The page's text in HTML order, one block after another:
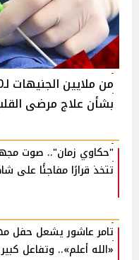
بشأن علاج مرضى
"حكاوي زمان".. صوت
تتخذ قرارًا مفاجئًا
تامر عاشور يشعل حفل
«الله أعلم».. وتفاعل